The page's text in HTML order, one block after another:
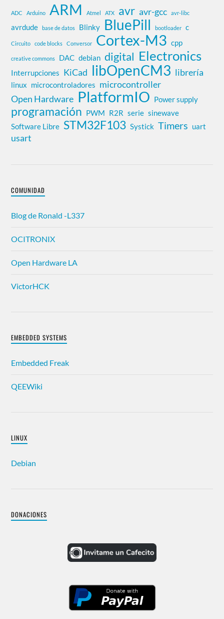
ADC Arduino ARM Atmel ATX avr avr-gcc avr-libc
avrdude base de datos Blinky BluePill bootloader c
Circuito code blocks Conversor Cortex-M3 cpp
creative commons DAC debian digital Electronics
Interrupciones KiCad libOpenCM3 librería
linux microcontroladores microcontroller
Open Hardware PlatformIO Power supply
programación PWM R2R serie sinewave
Software Libre STM32F103 Systick Timers uart
usart
COMUNIDAD
Blog de Ronald -L337
OCITRONIX
Open Hardware LA
VictorHCK
EMBEDDED SYSTEMS
Embedded Freak
QEEWiki
LINUX
Debian
DONACIONES